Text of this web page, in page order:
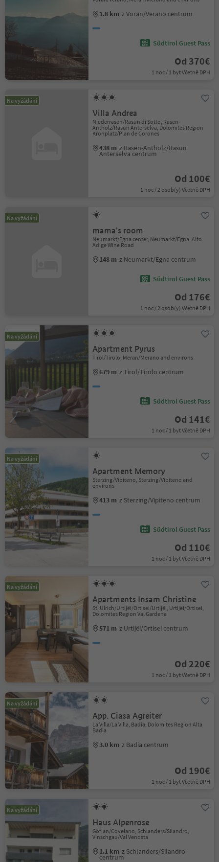
1.8 km z Vöran/Verano centrum
Südtirol Guest Pass
Od 370€
1 noc / 1 byt Včetně DPH
Na vyžádání
Villa Andrea
Niederrasen/Rasun di Sotto, Rasen-
Antholz/Rasun Anterselva, Dolomites Region
Kronplatz/Plan de Corones
438 m z Rasen-Antholz/Rasun
Anterselva centrum
Od 100€
1 noc / 2 osob(y) Včetně DPH
Na vyžádání
mama's room
Neumarkt/Egna center, Neumarkt/Egna, Alto
Adige Wine Road
148 m z Neumarkt/Egna centrum
Südtirol Guest Pass
Od 176€
1 noc / 2 osob(y) Včetně DPH
Na vyžádání
Apartment Pyrus
Tirol/Tirolo, Meran/Merano and environs
679 m z Tirol/Tirolo centrum
Südtirol Guest Pass
Od 141€
1 noc / 1 byt Včetně DPH
Na vyžádání
Apartment Memory
Sterzing/Vipiteno, Sterzing/Vipiteno and
environs
413 m z Sterzing/Vipiteno centrum
Südtirol Guest Pass
Od 110€
1 noc / 1 byt Včetně DPH
Na vyžádání
Apartments Insam Christine
St. Ulrich/Urtijëi/Ortisei/Urtijëi, Urtijëi/Ortisei,
Dolomites Region Val Gardena
571 m z Urtijëi/Ortisei centrum
Od 220€
1 noc / 1 byt Včetně DPH
Na vyžádání
App. Ciasa Agreiter
La Villa/La Villa, Badia, Dolomites Region Alta
Badia
3.0 km z Badia centrum
Od 190€
1 noc / 1 byt Včetně DPH
Na vyžádání
Haus Alpenrose
Göflan/Covelano, Schlanders/Silandro,
Vinschgau/Val Venosta
1.1 km z Schlanders/Silandro
centrum